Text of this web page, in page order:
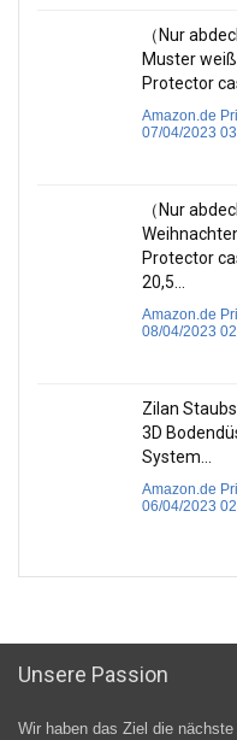
（Nur
Muster
Protector
Amazon.de
07/04/2023
（Nur
Protector
20,5…
Amazon.de
08/04/2023
Zilan
3D
System…
Amazon.de
06/04/2023
Unsere Passion
Wir haben das Ziel die